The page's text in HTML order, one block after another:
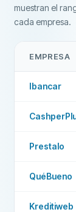
Empresa
EMPRESA
Ibancar
Prestalo
QuéBueno
Kreditiweb
muestran el
cada empresa.